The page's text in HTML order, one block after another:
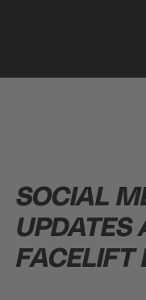
SOCIAL
UPDATES
FACELIFT